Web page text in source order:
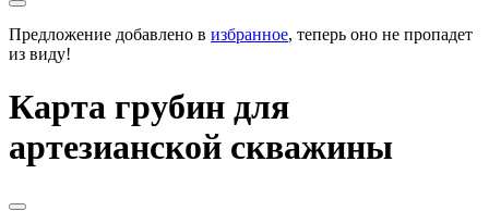
Предложение добавлено в избранное, теперь оно не пропадет
из виду!
Карта грубин для
артезианской скважины